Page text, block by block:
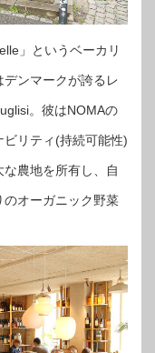
」というベーカリ
ンマークが誇るレ
。彼はNOMAの
リティ(持続可能性)
農地を所有し、自
オーガニック野菜